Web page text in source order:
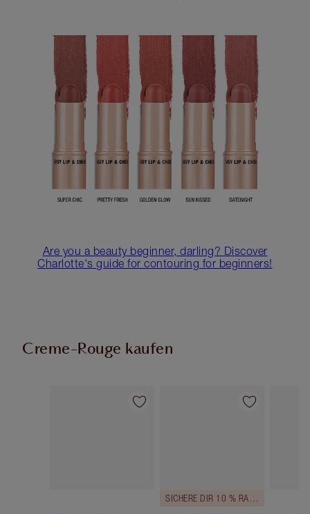
Are you a beauty beginner, darling? Discover
Charlotte's guide for contouring for beginners!
Creme-Rouge kaufen
Artikel 1 von 29 Artikel 2 von 29
SICHERE DIR 10 % RABATT!